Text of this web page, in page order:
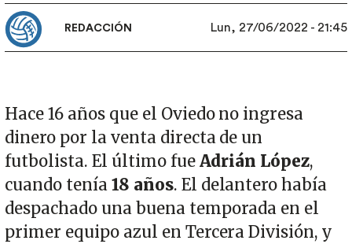
REDACCIÓN Lun, 27/06/2022 - 21:45
Hace 16 años que el Oviedo no ingresa
dinero por la venta directa de un
futbolista. El último fueAdrián López,
cuando tenía18 años. El delantero había
despachado una buena temporada en el
primer equipo azul en Tercera División, y